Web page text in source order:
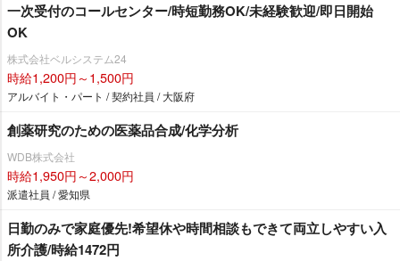
一次受付のコールセンター/時短勤務OK/未経験歓迎/即日開始
OK
株式会社ベルシステム24
時給1,200円～1,500円
アルバイト・パート / 契約社員 / 大阪府
創薬研究のための医薬品合成/化学分析
WDB株式会社
時給1,950円～2,000円
派遣社員 / 愛知県
日勤のみで家庭優先!希望休や時間相談もできて両立しやすい入
所介護/時給1472円